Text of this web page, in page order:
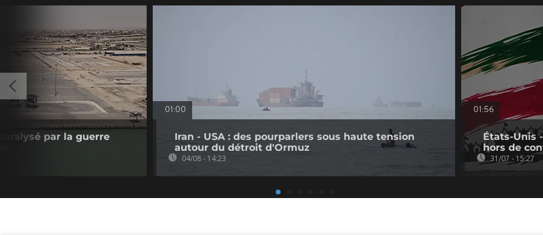
par la guerre
01:00
Iran - USA : des pourparlers sous haute tension
autour du détroit d'Ormuz
04/08 - 14:23
01:56
États-Unis
hors de
31/07 - 15:27